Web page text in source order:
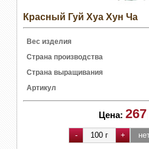
Красный Гуй Хуа Хун Ча
Вес изделия
Страна производства
Страна выращивания
Артикул
Цена: 267